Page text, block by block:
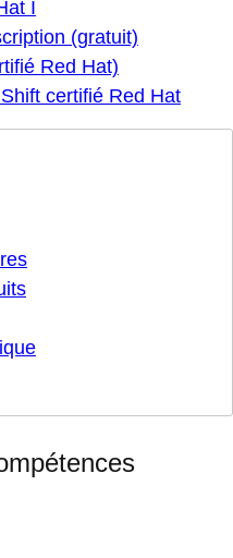
I
(gratuit)
Red Hat)
certifié Red Hat